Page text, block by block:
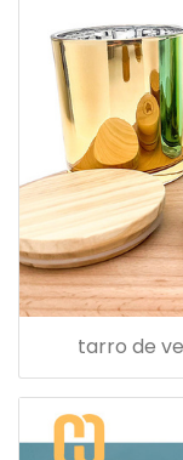
tarro de